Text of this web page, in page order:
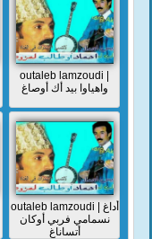
outaleb lamzoudi |
واهياوا بيد أك أوصاغ
outaleb lamzoudi | أداغ
نسمامي فربي أوكان
أتساناغ